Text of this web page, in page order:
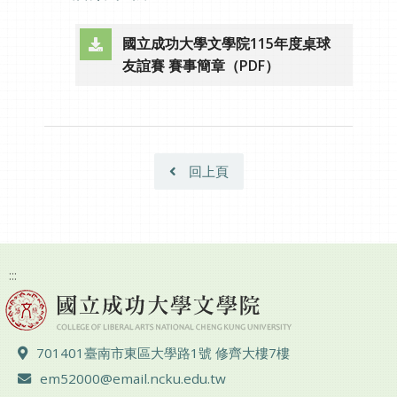
國立成功大學文學院115年度桌球
友誼賽 賽事簡章（PDF）
（另開新視窗）
回上頁
:::
地址 ：
701401臺南市東區大學路1號 修齊大樓7樓
電子郵件 ：
em52000@email.ncku.edu.tw